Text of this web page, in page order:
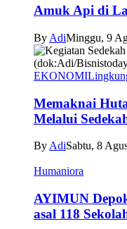
Amuk Api di
By AdiMinggu, 9
EKONOMI
Memaknai
Melalui
By AdiSabtu, 8
Humaniora
AYIMUN
asal 118